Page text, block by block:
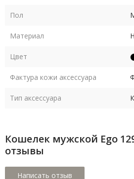
Пол
Материал
Цвет
Фактура кожи аксессуара
Тип аксессуара
Кошелек мужской Ego
отзывы